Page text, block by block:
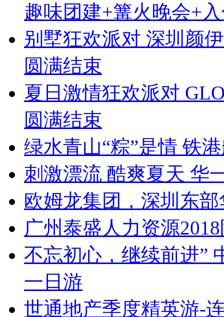
趣味团建+篝火晚会+
别墅狂欢派对 深圳颜
圆满结束
夏日激情狂欢派对
圆满结束
绿水青山“粽”是情 铁
刺激漂流 酷爽夏天 华
欧姆龙集团，深圳东
广州泰盛人力资源
不忘初心，继续前进”
一日游
世通地产季度精英游-